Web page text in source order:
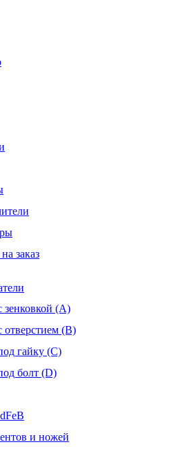
заказ
зенковкой (А)
отверстием (В)
гайку (С)
болт (D)
и ножей